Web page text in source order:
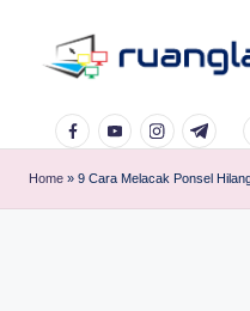
Klik
Manfaat
FacebookYouTubeInstagram
Home » 9 Cara Melacak Ponsel